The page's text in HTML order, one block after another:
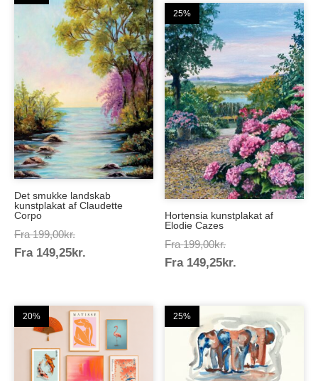
Det smukke landskab
kunstplakat af Claudette
Corpo
Fra 199,00kr.Prisinterval:
199,00kr.
Fra 149,25kr.
25%
Hortensia kunstplakat af
Elodie Cazes
Fra 199,00kr.Prisinterval:
199,00kr.
Fra 149,25kr.
20% 25%